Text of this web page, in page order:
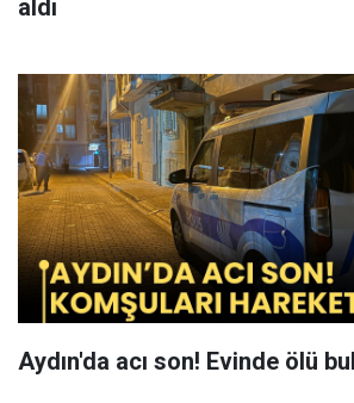
aldı
Aydın'da acı son! Evinde ölü